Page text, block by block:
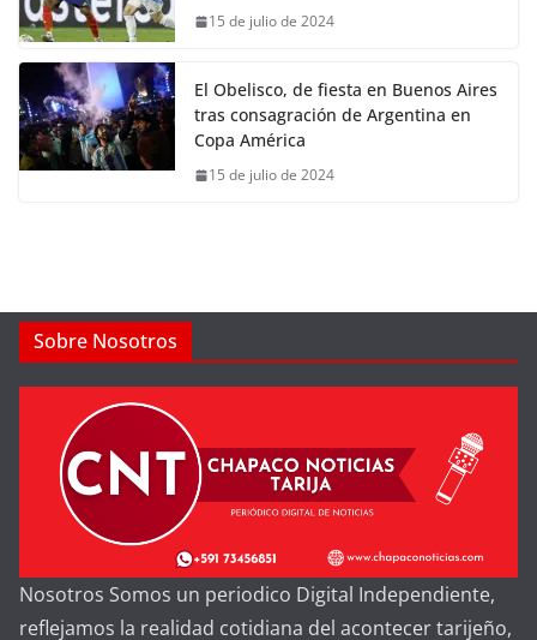
15 de julio de 2024
El Obelisco, de fiesta en Buenos Aires
tras consagración de Argentina en
Copa América
15 de julio de 2024
Sobre Nosotros
Nosotros Somos un periodico Digital Independiente,
reflejamos la realidad cotidiana del acontecer tarijeño,